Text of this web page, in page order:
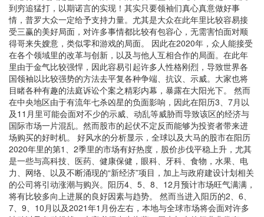
到穷追猛打，以期诺言的实现！其实只要领袖们真心真意做好事
情，普罗大众一定给予支持力量。尤其是大众在此年里比较容易接
受三赢的美好局面，对许多事情都比较有包容心，无需害怕面对顺
得哥来失嫂意，类似零和游戏的局面。 因此在2020年，众人能接受
在各个领域里的改革与创新，以及与他人互相合作的局面。在此年
里由于金气比较强悍，因此容易引起许多人性格刚烈，导致世界各
国领袖以比较强势的方法去平复各种争端、抗议、示威。大家也将
目睹各种有趣的法庭诉讼个案之精彩内幕，暴露在大阳光下。 然而
在中央地区由于有流年七杀凶星的负面影响，因此在阳历3、7月以
及11月里可能会面对不少的示威、动乱等威胁而导致该区的经济与
国际市场一片混乱。然而股市的起伏不定反而能够为投资者带来进
场购买的好时机。 好风水的分析显示，全球以及大马的股市在阳历
2020年里的第1、2季里的市场有好热度，股价步伐平稳上升，尤其
是一些与高科技、医药、健康保健，眼科、牙科、食物，水果、电
力、网络、以及不断涌现的“新经济”项目，加上与政府建设计划相关
的公司将引动涨潮与购兴。阳历4、5、8、12月预计市场旺气满满，
将有比较多向上进展的良好因素与趋势。 然而当进入阳历的2、6、
7、9、10月以及2021年1月份左右，本地与全球市场将会面对许多